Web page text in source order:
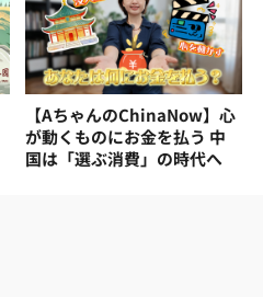
【AちゃんのChinaNow】心
が動くものにお金を払う 中
国は「選ぶ消費」の時代へ